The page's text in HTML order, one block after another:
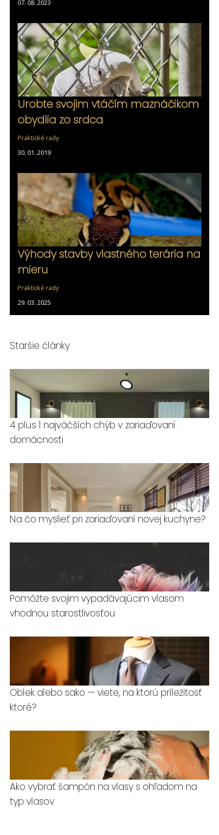
07. 08. 2023
Urobte svojim vtáčím maznáčikom
obydlia zo srdca
Praktické rady
30. 01. 2019
Výhody stavby vlastného terária na
mieru
Praktické rady
29. 03. 2025
Staršie články
4 plus 1 najväčších chýb v zariaďovaní
domácnosti
Na čo myslieť pri zariaďovaní novej kuchyne?
Pomôžte svojim vypadávajúcim vlasom
vhodnou starostlivosťou
Oblek alebo sako — viete, na ktorú príležitosť
ktoré?
Ako vybrať šampón na vlasy s ohľadom na
typ vlasov